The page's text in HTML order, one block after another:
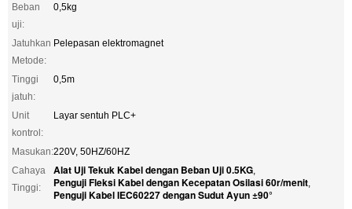
Beban
uji:
0,5kg
Jatuhkan
Metode:
Pelepasan elektromagnet
Tinggi
jatuh:
0,5m
Unit
kontrol:
Layar sentuh PLC+
Masukan:220V, 50HZ/60HZ
Cahaya
Tinggi:
Alat Uji Tekuk Kabel dengan Beban Uji 0.5KG,
Penguji Fleksi Kabel dengan Kecepatan Osilasi 60r/menit,
Penguji Kabel IEC60227 dengan Sudut Ayun ±90°